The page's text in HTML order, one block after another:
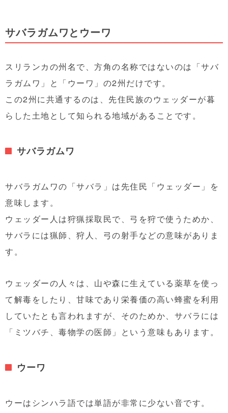
サバラガムワとウーワ
スリランカの州名で、方角の名称ではないのは「サバ
ラガムワ」と「ウーワ」の2州だけです。
この2州に共通するのは、先住民族のウェッダーが暮
らした土地として知られる地域があることです。
サバラガムワ
サバラガムワの「サバラ」は先住民「ウェッダー」を
意味します。
ウェッダー人は狩猟採取民で、弓を狩で使うためか、
サバラには猟師、狩人、弓の射手などの意味がありま
す。
ウェッダーの人々は、山や森に生えている薬草を使っ
て解毒をしたり、甘味であり栄養価の高い蜂蜜を利用
していたとも言われますが、そのためか、サバラには
「ミツバチ、毒物学の医師」という意味もあります。
ウーワ
ウーはシンハラ語では単語が非常に少ない音です。